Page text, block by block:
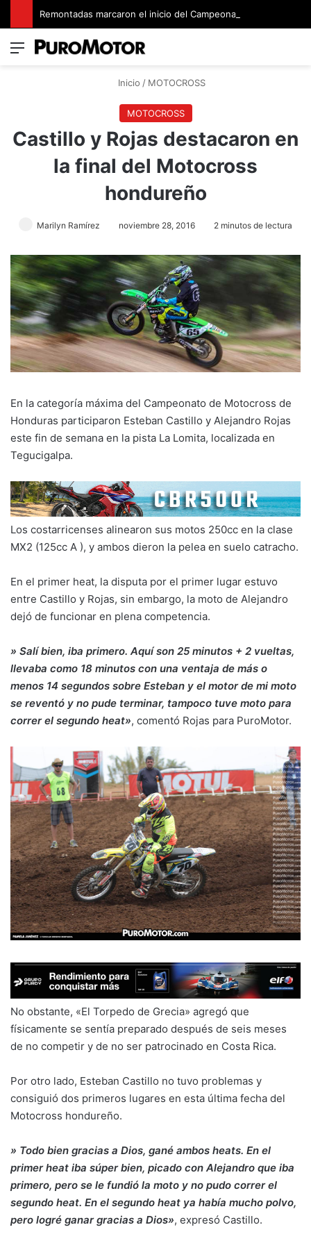
Menú
Inicio / MOTOCROSS
MOTOCROSS
Castillo y Rojas destacaron en
la final del Motocross
hondureño
Marilyn Ramírez noviembre 28, 2016 2 minutos de lectura
En la categoría máxima del Campeonato de Motocross de
Honduras participaron Esteban Castillo y Alejandro Rojas
este fin de semana en la pista La Lomita, localizada en
Tegucigalpa.
Los costarricenses alinearon sus motos 250cc en la clase
MX2 (125cc A ), y ambos dieron la pelea en suelo catracho.
En el primer heat, la disputa por el primer lugar estuvo
entre Castillo y Rojas, sin embargo, la moto de Alejandro
dejó de funcionar en plena competencia.
» Salí bien, iba primero. Aquí son 25 minutos + 2 vueltas,
llevaba como 18 minutos con una ventaja de más o
menos 14 segundos sobre Esteban y el motor de mi moto
se reventó y no pude terminar, tampoco tuve moto para
correr el segundo heat», comentó Rojas para PuroMotor.
No obstante, «El Torpedo de Grecia» agregó que
físicamente se sentía preparado después de seis meses
de no competir y de no ser patrocinado en Costa Rica.
Por otro lado, Esteban Castillo no tuvo problemas y
consiguió dos primeros lugares en esta última fecha del
Motocross hondureño.
» Todo bien gracias a Dios, gané ambos heats. En el
primer heat iba súper bien, picado con Alejandro que iba
primero, pero se le fundió la moto y no pudo correr el
segundo heat. En el segundo heat ya había mucho polvo,
pero logré ganar gracias a Dios», expresó Castillo.